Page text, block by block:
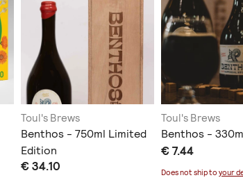
Toul's Brews
Benthos - 750ml Limited
Edition
€ 34.10
Toul's Brews
Benthos -
€ 7.44
Does not ship toyour